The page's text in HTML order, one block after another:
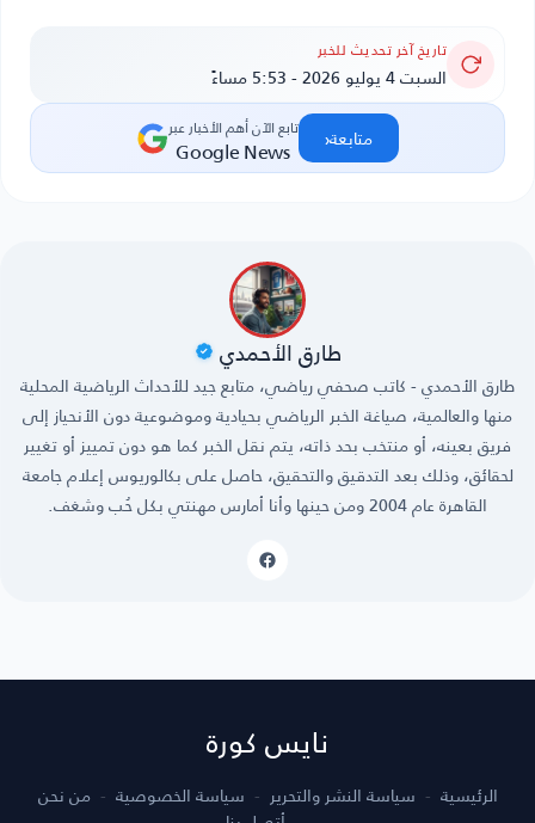
تاريخ آخر تحديث للخبر
السبت 4 يوليو 2026 - 5:53 مساءً
تابع الآن أهم الأخبار عبر
Google News متابعة‹
طارق الأحمدي
طارق الأحمدي - كاتب صحفي رياضي، متابع جيد للأحداث الرياضية المحلية
منها والعالمية، صياغة الخبر الرياضي بحيادية وموضوعية دون الأنحياز إلى
فريق بعينه، أو منتخب بحد ذاته، يتم نقل الخبر كما هو دون تمييز أو تغيير
لحقائق، وذلك بعد التدقيق والتحقيق، حاصل على بكالوريوس إعلام جامعة
القاهرة عام 2004 ومن حينها وأنا أمارس مهنتي بكل حُب وشغف.
نايس كورة
الرئيسية سياسة النشر والتحرير سياسة الخصوصية
من نحن